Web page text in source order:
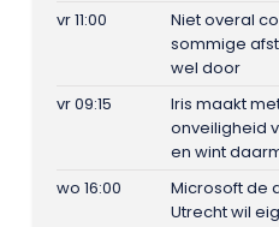
vr 11:00
Niet overal
sommige
wel door
vr 09:15
Iris maakt
onveiligheid
en wint
wo 16:00
Microsoft de
Utrecht wil